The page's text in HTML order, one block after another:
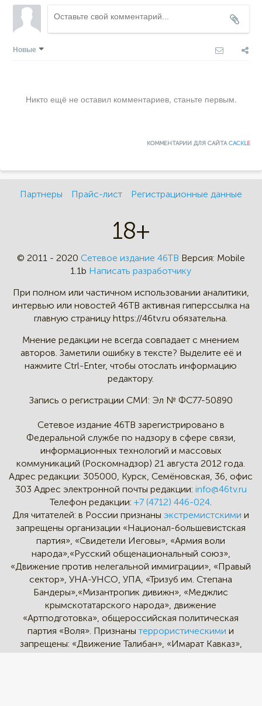
Новые
Никто ещё не оставил комментариев, станьте первым.
КОММЕНТАРИИ ДЛЯ САЙТАCACKLE
Партнеры Прайс-лист Регистрационные данные
18+
© 2011 - 2020 Сетевое издание 46ТВ Версия: Mobile
1.1b Написать разработчику
При полном или частичном использовании аналитики,
интервью или новостей 46TB активная гиперссылка на
главную страницу https://46tv.ru обязательна.
Мнение редакции не всегда совпадает с мнением
авторов. Заметили ошибку в тексте? Выделите её и
нажмите Ctrl-Enter, чтобы отослать информацию
редактору.
Запись о регистрации СМИ: Эл № ФС77-50890
Сетевое издание 46ТВ зарегистрировано в
Федеральной службе по надзору в сфере связи,
информационных технологий и массовых
коммуникаций (Роскомнадзор) 21 августа 2012 года.
Адрес редакции: 305000, Курск, Семёновская, 36, офис
303 Адрес электронной почты редакции: info@46tv.ru
Телефон редакции: +7 (4712) 446-024.
Для читателей: в России признаныэкстремистскими и
запрещены организации «Национал-большевистская
партия», «Свидетели Иеговы», «Армия воли
народа»,«Русский общенациональный союз»,
«Движение против нелегальной иммиграции», «Правый
сектор», УНА-УНСО, УПА, «Тризуб им. Степана
Бандеры»,«Мизантропик дивижн», «Меджлис
крымскотатарского народа», движение
«Артподготовка», общероссийская политическая
партия «Воля». Признанытеррористическими и
запрещены: «Движение Талибан», «Имарат Кавказ»,